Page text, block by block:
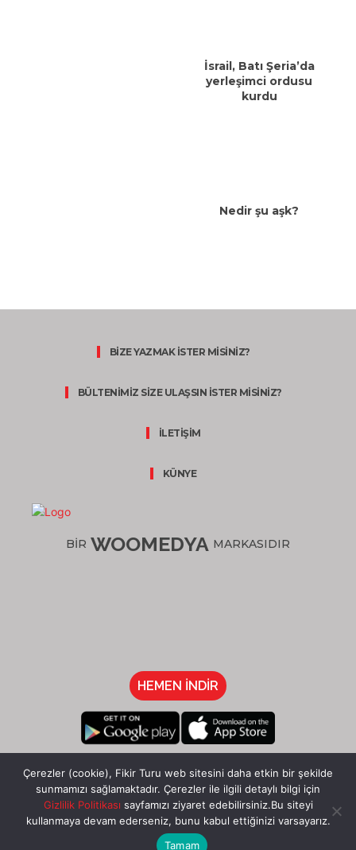
İsrail, Batı Şeria’da
yerleşimci ordusu
kurdu
Nedir şu aşk?
BİZE YAZMAK İSTER MİSİNİZ?
BÜLTENİMİZ SİZE ULAŞSIN İSTER MİSİNİZ?
İLETİŞİM
KÜNYE
BİR WOOMEDYA MARKASIDIR
HEMEN İNDİR
Çerezler (cookie), Fikir Turu web sitesini daha etkin bir şekilde
sunmamızı sağlamaktadır. Çerezler ile ilgili detaylı bilgi için
Gizlilik Politikası sayfamızı ziyaret edebilirsiniz.Bu siteyi
kullanmaya devam ederseniz, bunu kabul ettiğinizi varsayarız.
Tamam